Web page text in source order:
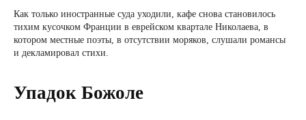
Как только иностранные суда уходили, кафе снова становилось
тихим кусочком Франции в еврейском квартале Николаева, в
котором местные поэты, в отсутствии моряков, слушали романсы
и декламировал стихи.
Упадок Божоле